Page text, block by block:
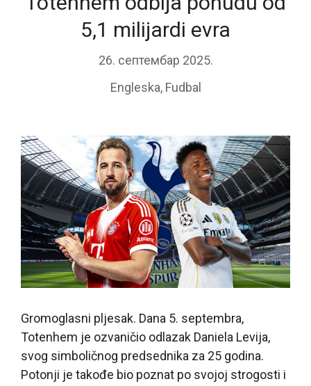
5,1 milijardi evra
26. септембар 2025.
Engleska, Fudbal
Gromoglasni pljesak. Dana 5. septembra,
Totenhem je ozvaničio odlazak Daniela Levija,
svog simboličnog predsednika za 25 godina.
Potonji je takođe bio poznat po svojoj strogosti i